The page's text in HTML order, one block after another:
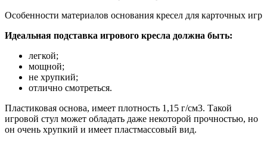
Особенности материалов основания кресел для карточных игр
Идеальная подставка игрового кресла должна быть:
легкой;
мощной;
не хрупкий;
отлично смотреться.
Пластиковая основа, имеет плотность 1,15 г/см3. Такой
игровой стул может обладать даже некоторой прочностью, но
он очень хрупкий и имеет пластмассовый вид.